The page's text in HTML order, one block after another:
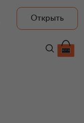
Открыть
6 740 ₽